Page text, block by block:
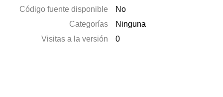
Código fuente disponible
No
Categorías
Ninguna
Visitas a la versión
0